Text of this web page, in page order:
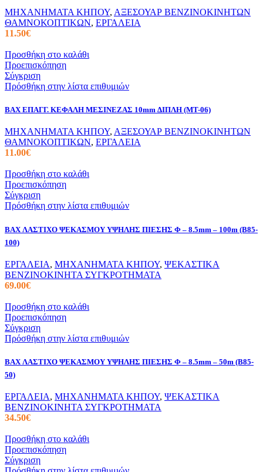
ΜΗΧΑΝΗΜΑΤΑ ΚΗΠΟΥ, ΑΞΕΣΟΥΑΡ ΒΕΝΖΙΝΟΚΙΝΗΤΩΝ
ΘΑΜΝΟΚΟΠΤΙΚΩΝ, ΕΡΓΑΛΕΙΑ
11.50€
Προσθήκη στο καλάθι
Προεπισκόπηση
Σύγκριση
Πρόσθήκη στην λίστα επιθυμιών
BAX ΕΠΑΓΓ. ΚΕΦΑΛΗ ΜΕΣΙΝΕΖΑΣ 10mm ΔΙΠΛΗ (ΜΤ-06)
ΜΗΧΑΝΗΜΑΤΑ ΚΗΠΟΥ, ΑΞΕΣΟΥΑΡ ΒΕΝΖΙΝΟΚΙΝΗΤΩΝ
ΘΑΜΝΟΚΟΠΤΙΚΩΝ, ΕΡΓΑΛΕΙΑ
11.00€
Προσθήκη στο καλάθι
Προεπισκόπηση
Σύγκριση
Πρόσθήκη στην λίστα επιθυμιών
BAX ΛΑΣΤΙΧΟ ΨΕΚΑΣΜΟΥ ΥΨΗΛΗΣ ΠΙΕΣΗΣ Φ – 8.5mm – 100m (B85-
100)
ΕΡΓΑΛΕΙΑ, ΜΗΧΑΝΗΜΑΤΑ ΚΗΠΟΥ, ΨΕΚΑΣΤΙΚΑ
ΒΕΝΖΙΝΟΚΙΝΗΤΑ ΣΥΓΚΡΟΤΗΜΑΤΑ
69.00€
Προσθήκη στο καλάθι
Προεπισκόπηση
Σύγκριση
Πρόσθήκη στην λίστα επιθυμιών
BAX ΛΑΣΤΙΧΟ ΨΕΚΑΣΜΟΥ ΥΨΗΛΗΣ ΠΙΕΣΗΣ Φ – 8.5mm – 50m (Β85-
50)
ΕΡΓΑΛΕΙΑ, ΜΗΧΑΝΗΜΑΤΑ ΚΗΠΟΥ, ΨΕΚΑΣΤΙΚΑ
ΒΕΝΖΙΝΟΚΙΝΗΤΑ ΣΥΓΚΡΟΤΗΜΑΤΑ
34.50€
Προσθήκη στο καλάθι
Προεπισκόπηση
Σύγκριση